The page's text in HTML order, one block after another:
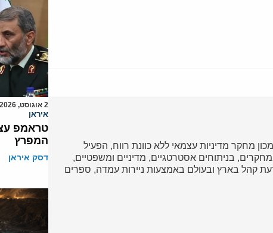
מחקר מדיניות עצמאי ללא כוונת רווח, הפעיל
במחקרים, בניתוחים אסטרטגיים, מדיניים ומשפטיים,
קהל בארץ ובעולם באמצעות ניירות עמדה, ספרים
2 אוגוסט, 2026
איראן
טראמפ
המפרץ
דסק איראן